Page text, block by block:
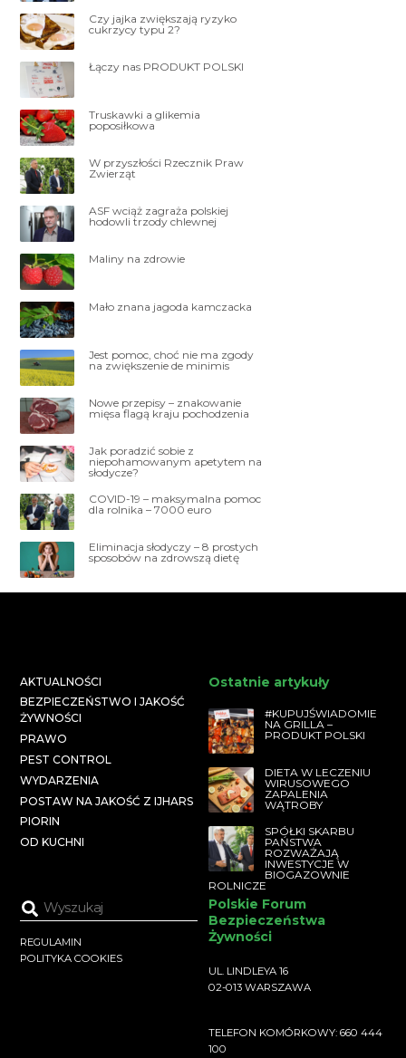
Czy jajka zwiększają ryzyko
cukrzycy typu 2?
Łączy nas PRODUKT POLSKI
Truskawki a glikemia
poposiłkowa
W przyszłości Rzecznik Praw
Zwierząt
ASF wciąż zagraża polskiej
hodowli trzody chlewnej
Maliny na zdrowie
Mało znana jagoda kamczacka
Jest pomoc, choć nie ma zgody
na zwiększenie de minimis
Nowe przepisy – znakowanie
mięsa flagą kraju pochodzenia
Jak poradzić sobie z
niepohamowanym apetytem na
słodycze?
COVID-19 – maksymalna pomoc
dla rolnika – 7000 euro
Eliminacja słodyczy – 8 prostych
sposobów na zdrowszą dietę
AKTUALNOŚCI
BEZPIECZEŃSTWO I JAKOŚĆ
ŻYWNOŚCI
PRAWO
PEST CONTROL
WYDARZENIA
POSTAW NA JAKOŚĆ Z IJHARS
PIORIN
OD KUCHNI
Ostatnie artykuły
#KUPUJŚWIADOMIE
NA GRILLA –
PRODUKT POLSKI
DIETA W LECZENIU
WIRUSOWEGO
ZAPALENIA
WĄTROBY
SPÓŁKI SKARBU
PAŃSTWA
ROZWAŻAJĄ
INWESTYCJE W
BIOGAZOWNIE
ROLNICZE
REGULAMIN
POLITYKA COOKIES
Polskie Forum
Bezpieczeństwa
Żywności
UL. LINDLEYA 16
02-013 WARSZAWA
TELEFON KOMÓRKOWY: 660 444
100